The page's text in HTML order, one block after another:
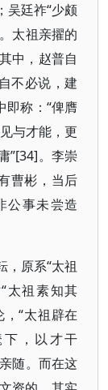
吴廷祚“少颇
太祖亲擢的
中，赵普自
不必说，建
即称：“俾膺
与才能，更
”[34]。李崇
曹彬，当后
公事未尝造
，原系“太祖
太祖素知其
“太祖辟在
下，以才干
随。而在这